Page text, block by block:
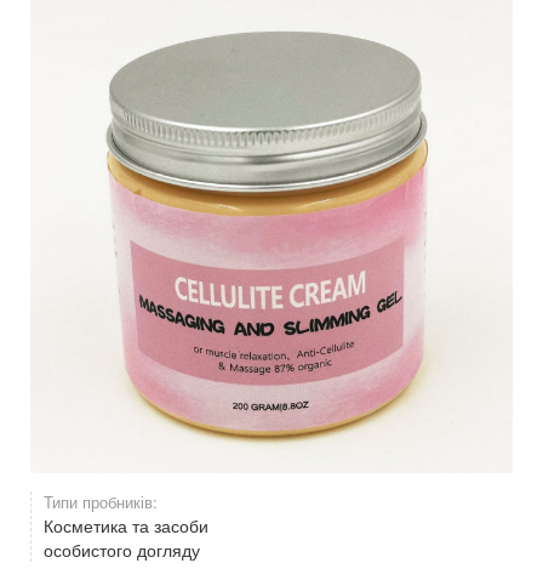
Типи пробників:
Косметика та засоби
особистого догляду